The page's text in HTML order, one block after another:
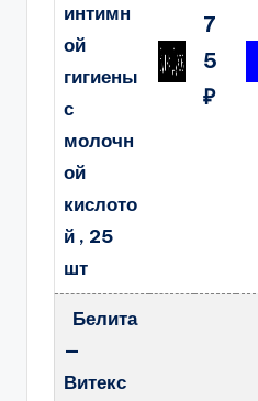
интимн
ой
гигиены
с
молочн
ой
кислото
й , 25
шт
7
5
₽
Белита
—
Витекс